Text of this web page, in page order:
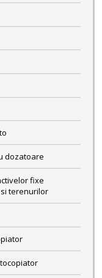
dozatoare
fixe
terenurilor